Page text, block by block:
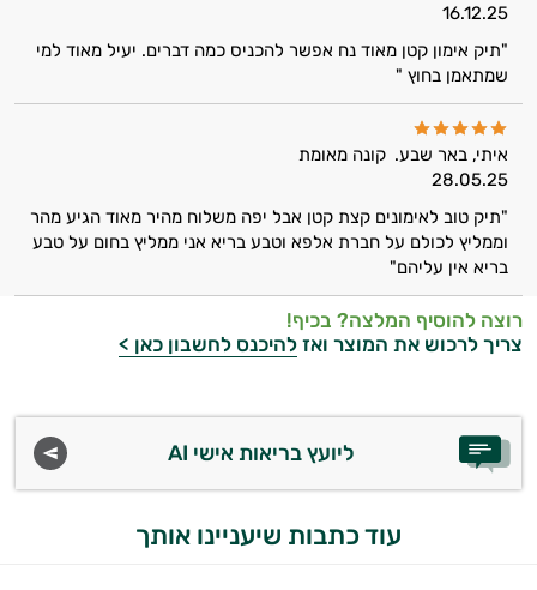
16.12.25
"תיק אימון קטן מאוד נח אפשר להכניס כמה דברים. יעיל מאוד למי
שמתאמן בחוץ "
איתי, באר שבע. קונה מאומת
28.05.25
"תיק טוב לאימונים קצת קטן אבל יפה משלוח מהיר מאוד הגיע מהר
וממליץ לכולם על חברת אלפא וטבע בריא אני ממליץ בחום על טבע
בריא אין עליהם"
רוצה להוסיף המלצה? בכיף!
צריך לרכוש את המוצר ואז להיכנס לחשבון כאן >
ליועץ בריאות אישי AI
עוד כתבות שיעניינו אותך